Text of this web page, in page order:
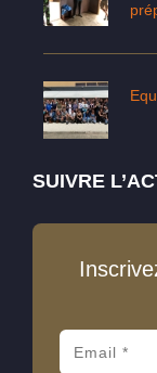
SUIVRE